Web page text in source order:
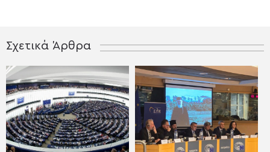
Σχετικά Άρθρα